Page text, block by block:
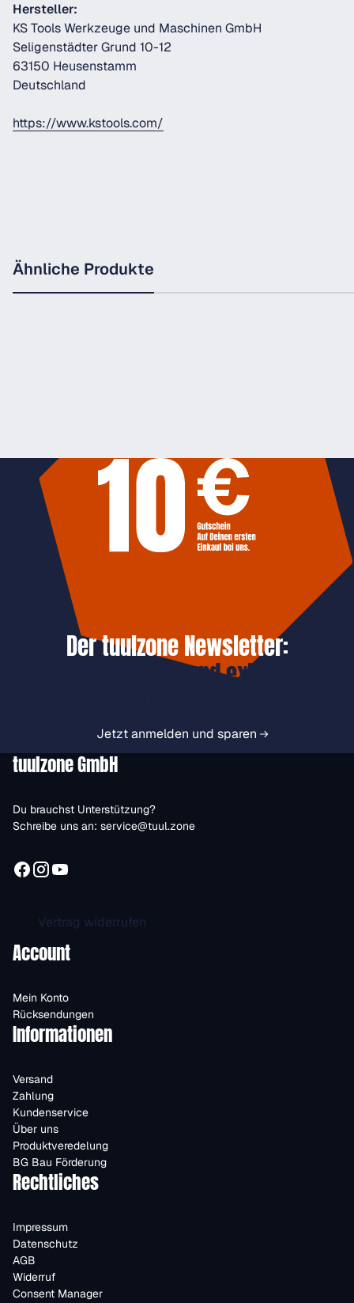
Hersteller:
KS Tools Werkzeuge und Maschinen GmbH
Seligenstädter Grund 10-12
63150 Heusenstamm
Deutschland
https://www.kstools.com/
Ähnliche Produkte
Der tuulzone Newsletter:
Jetzt anmelden und exklusive
Jetzt anmelden und sparen
tuulzone GmbH
Du brauchst Unterstützung?
Schreibe uns an: service@tuul.zone
Vertrag widerrufen
Account
Mein Konto
Rücksendungen
Informationen
Versand
Zahlung
Kundenservice
Über uns
Produktveredelung
BG Bau Förderung
Rechtliches
Impressum
Datenschutz
AGB
Widerruf
Consent Manager